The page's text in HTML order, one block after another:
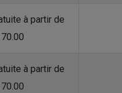
à partir de
à partir de